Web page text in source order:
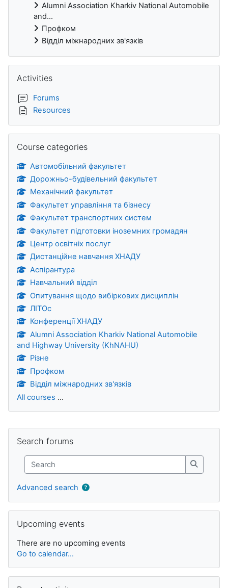
Alumni Association Kharkiv National Automobile
and...
Профком
Відділ міжнародних зв'язків
Activities
Forums
Resources
Course categories
Автомобільний факультет
Дорожньо-будівельний факультет
Механічний факультет
Факультет управління та бізнесу
Факультет транспортних систем
Факультет підготовки іноземних громадян
Центр освітніх послуг
Дистанційне навчання ХНАДУ
Аспірантура
Навчальний відділ
Опитування щодо вибіркових дисциплін
ЛІТОс
Конференції ХНАДУ
Alumni Association Kharkiv National Automobile
and Highway University (KhNAHU)
Різне
Профком
Відділ міжнародних зв'язків
All courses ...
Blocks
Search forums
Search
Search
Advanced search
Upcoming events
There are no upcoming events
Go to calendar...